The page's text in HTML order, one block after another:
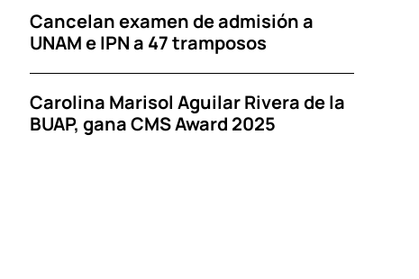
Cancelan examen de admisión a
UNAM e IPN a 47 tramposos
Carolina Marisol Aguilar Rivera de la
BUAP, gana CMS Award 2025